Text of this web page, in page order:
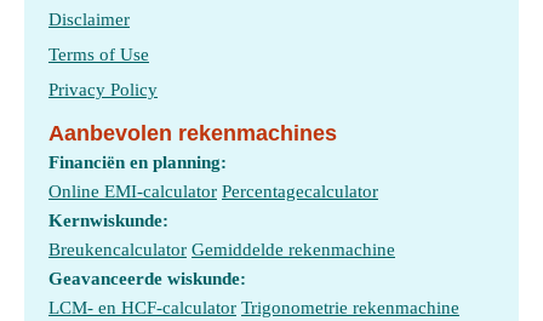
Disclaimer
Terms of Use
Privacy Policy
Aanbevolen rekenmachines
Financiën en planning:
Online EMI-calculator Percentagecalculator
Kernwiskunde:
Breukencalculator Gemiddelde rekenmachine
Geavanceerde wiskunde:
LCM- en HCF-calculator Trigonometrie rekenmachine